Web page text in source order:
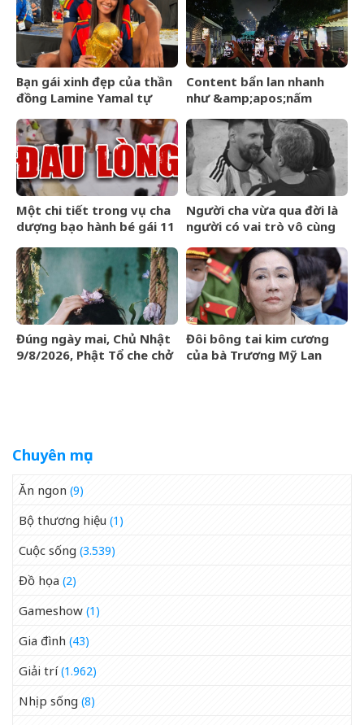
kết quả
Nhện&amp;apos;
Bạn gái xinh đẹp của thần
đồng Lamine Yamal tự
khoẻ đáng lo
Content bẩn lan nhanh
như &amp;apos;nấm
nhiệm của người dùng
mạng?
Một chi tiết trong vụ cha
dượng bạo hành bé gái 11
xót xa: Đây có lẽ là điều
khiến con đau lòng nhất
Người cha vừa qua đời là
người có vai trò vô cùng
đại của Messi
Đúng ngày mai, Chủ Nhật
9/8/2026, Phật Tổ che chở
Đôi bông tai kim cương
của bà Trương Mỹ Lan
Chuyên mục
Ăn ngon (9)
Bộ thương hiệu (1)
Cuộc sống (3.539)
Đồ họa (2)
Gameshow (1)
Gia đình (43)
Giải trí(1.962)
Nhịp sống (8)